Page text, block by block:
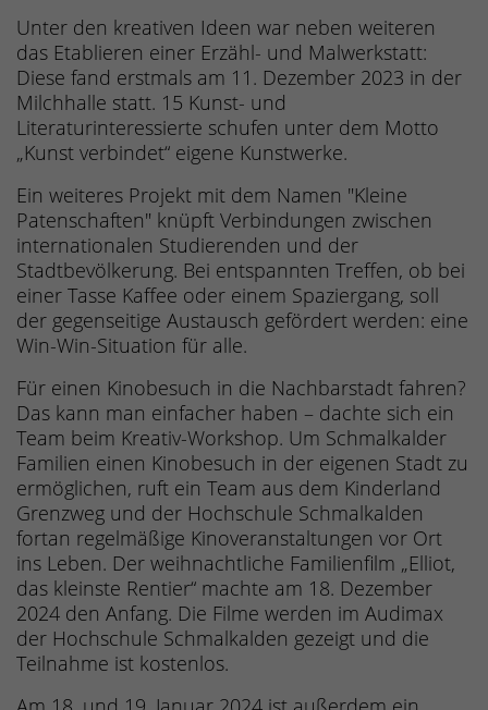
Unter den kreativen Ideen war neben weiteren
das Etablieren einer Erzähl- und Malwerkstatt:
Diese fand erstmals am 11. Dezember 2023 in der
Milchhalle statt. 15 Kunst- und
Literaturinteressierte schufen unter dem Motto
„Kunst verbindet“ eigene Kunstwerke.
Ein weiteres Projekt mit dem Namen "Kleine
Patenschaften" knüpft Verbindungen zwischen
internationalen Studierenden und der
Stadtbevölkerung. Bei entspannten Treffen, ob bei
einer Tasse Kaffee oder einem Spaziergang, soll
der gegenseitige Austausch gefördert werden: eine
Win-Win-Situation für alle.
Für einen Kinobesuch in die Nachbarstadt fahren?
Das kann man einfacher haben – dachte sich ein
Team beim Kreativ-Workshop. Um Schmalkalder
Familien einen Kinobesuch in der eigenen Stadt zu
ermöglichen, ruft ein Team aus dem Kinderland
Grenzweg und der Hochschule Schmalkalden
fortan regelmäßige Kinoveranstaltungen vor Ort
ins Leben. Der weihnachtliche Familienfilm „Elliot,
das kleinste Rentier“ machte am 18. Dezember
2024 den Anfang. Die Filme werden im Audimax
der Hochschule Schmalkalden gezeigt und die
Teilnahme ist kostenlos.